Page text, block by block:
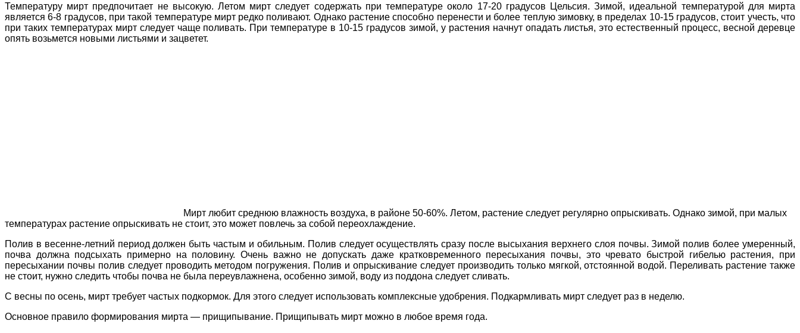
Температуру мирт предпочитает не высокую. Летом мирт следует содержать при температуре около 17-20 градусов Цельсия. Зимой, идеальной температурой для мирта
является 6-8 градусов, при такой температуре мирт редко поливают. Однако растение способно перенести и более теплую зимовку, в пределах 10-15 градусов, стоит учесть, что
при таких температурах мирт следует чаще поливать. При температуре в 10-15 градусов зимой, у растения начнут опадать листья, это естественный процесс, весной деревце
опять возьмется новыми листьями и зацветет.
Мирт любит среднюю влажность воздуха, в районе 50-60%. Летом, растение следует регулярно опрыскивать. Однако зимой, при малых
температурах растение опрыскивать не стоит, это может повлечь за собой переохлаждение.
Полив в весенне-летний период должен быть частым и обильным. Полив следует осуществлять сразу после высыхания верхнего слоя почвы. Зимой полив более умеренный,
почва должна подсыхать примерно на половину. Очень важно не допускать даже кратковременного пересыхания почвы, это чревато быстрой гибелью растения, при
пересыхании почвы полив следует проводить методом погружения. Полив и опрыскивание следует производить только мягкой, отстоянной водой. Переливать растение также
не стоит, нужно следить чтобы почва не была переувлажнена, особенно зимой, воду из поддона следует сливать.
С весны по осень, мирт требует частых подкормок. Для этого следует использовать комплексные удобрения. Подкармливать мирт следует раз в неделю.
Основное правило формирования мирта — прищипывание. Прищипывать мирт можно в любое время года.